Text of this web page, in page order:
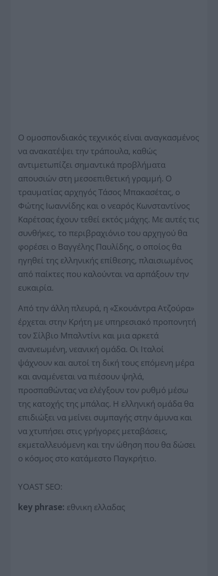
Ο ομοσπονδιακός τεχνικός είναι αναγκασμένος
να ανακατέψει την τράπουλα, καθώς
αντιμετωπίζει σημαντικά προβλήματα
απουσιών στη μεσοεπιθετική γραμμή. Ο
τραυματίας αρχηγός Τάσος Μπακασέτας, ο
Φώτης Ιωαννίδης και ο νεαρός Κωνσταντίνος
Καρέτσας έχουν τεθεί εκτός μάχης. Με αυτές τις
συνθήκες, το περιβραχιόνιο του αρχηγού θα
φορέσει ο Βαγγέλης Παυλίδης, ο οποίος θα
ηγηθεί της ελληνικής επίθεσης, πλαισιωμένος
από παίκτες που καλούνται να αρπάξουν την
ευκαιρία.
Από την άλλη πλευρά, η «Σκουάντρα Ατζούρα»
έρχεται στην Κρήτη με υπηρεσιακό προπονητή
τον Σίλβιο Μπαλντίνι και μια αρκετά
ανανεωμένη, νεανική ομάδα. Οι Ιταλοί
ψάχνουν και αυτοί τη δική τους επόμενη μέρα
και αναμένεται να πιέσουν ψηλά,
προσπαθώντας να ελέγξουν τον ρυθμό μέσω
της κατοχής της μπάλας. Η ελληνική ομάδα θα
επιδιώξει να μείνει συμπαγής στην άμυνα και
να χτυπήσει στις γρήγορες μεταβάσεις,
εκμεταλλευόμενη και την ώθηση που θα δώσει
ο κόσμος στο κατάμεστο Παγκρήτιο.
YOAST SEO:
key phrase: εθνικη ελλαδας